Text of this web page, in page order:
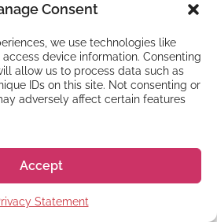
Consent
we use technologies like
device information. Consenting
allow us to process data such as
IDs on this site. Not consenting or
adversely affect certain features
Accept
Statement
iniciantes
comprar
no Japão
de 2025 Você já
um imóvel no Japão,
ou uma casa de férias?